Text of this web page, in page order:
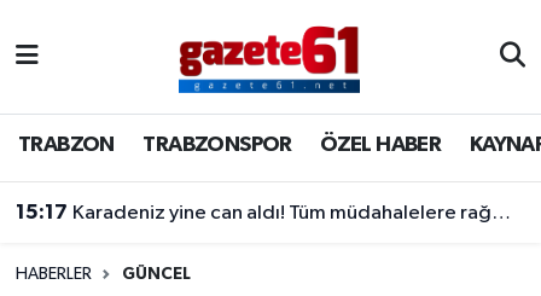
TRABZON TRABZONSPOR ÖZEL HABER
15:17 Karadeniz yine can aldı! Tüm müdahalelere rağmen kurtarılamadı
HABERLER GÜNCEL
TRABZONSPOR
ÖZEL HABER
KAYNAR KAZAN
Trabzon Nöbetçi Eczaneler
Trabzon Hava Durumu
Trabzon Namaz Vakitleri
Trabzon Trafik Yoğunluk Haritası